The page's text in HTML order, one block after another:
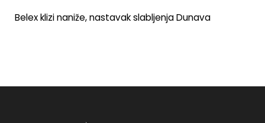
Belex klizi naniže, nastavak slabljenja Dunava